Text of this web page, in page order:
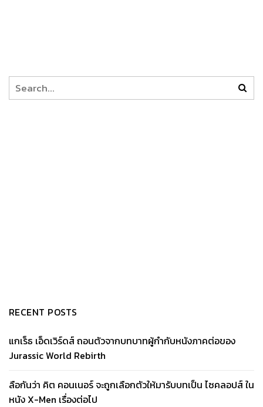
RECENT POSTS
แกเร็ธ เอ็ดเวิร์ดส์ ถอนตัวจากบทบาทผู้กำกับหนังภาคต่อของ
Jurassic World Rebirth
ลือกันว่า คิต คอนเนอร์ จะถูกเลือกตัวให้มารับบทเป็น ไซคลอปส์ ใน
หนัง X-Men เรื่องต่อไป